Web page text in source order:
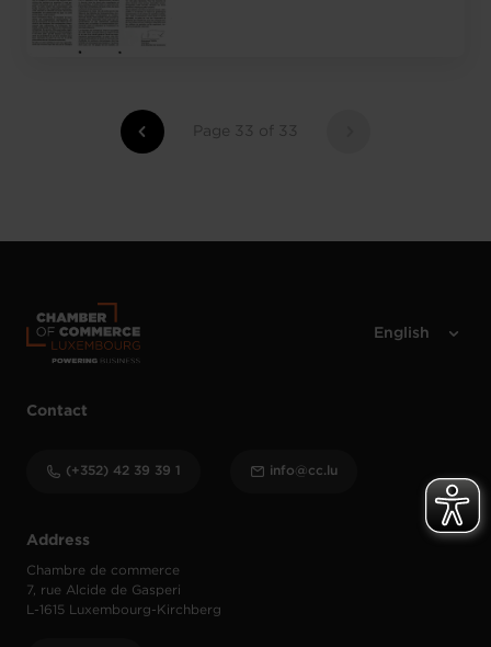
Page 33 of 33
Address
Chambre de commerce
7, rue Alcide de Gasperi
L-1615 Luxembourg-Kirchberg
Contact
(+352) 42 39 39 1 info@cc.lu